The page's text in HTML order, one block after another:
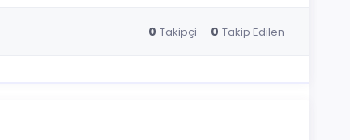
0 Takipçi 0 Takip Edilen